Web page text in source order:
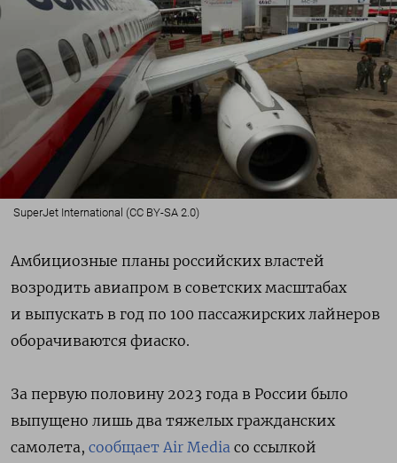
SuperJet International (CC BY-SA 2.0)
Амбициозные планы российских властей
возродить авиапром в советских масштабах
и выпускать в год по 100 пассажирских лайнеров
оборачиваются фиаско.
За первую половину 2023 года в России было
выпущено лишь два тяжелых гражданских
самолета, сообщает Air Media со ссылкой